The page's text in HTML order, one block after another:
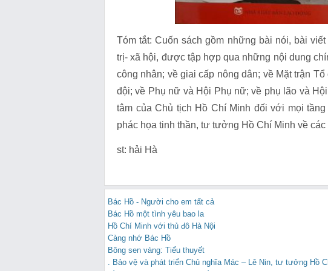
Tóm tắt: Cuốn sách gồm những bài nói, bài
trị- xã hội, được tập hợp qua những nội dung
công nhân; về giai cấp nông dân; về Mặt trận
đội; về Phụ nữ và Hội Phụ nữ; về phụ lão và
tâm của Chủ tịch Hồ Chí Minh đối với mọi
phác họa tinh thần, tư tưởng Hồ Chí Minh về
st: hải Hà
Bác Hồ - Người cho em tất cả
Bác Hồ một tình yêu bao la
Hồ Chí Minh với thủ đô Hà Nội
Càng nhớ Bác Hồ
Bông sen vàng: Tiểu thuyết
. Bảo vệ và phát triển Chủ nghĩa Mác – Lê Nin, tư tưởng Hồ